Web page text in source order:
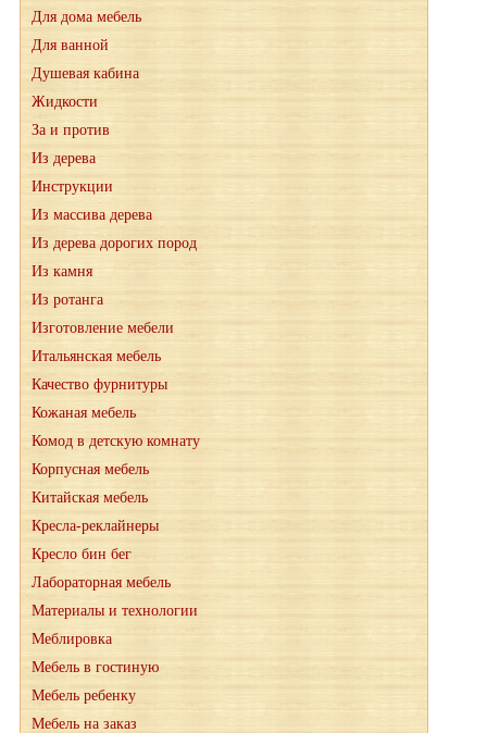
Для дома мебель
Для ванной
Душевая кабина
Жидкости
За и против
Из дерева
Инструкции
Из массива дерева
Из дерева дорогих пород
Из камня
Из ротанга
Изготовление мебели
Итальянская мебель
Качество фурнитуры
Кожаная мебель
Комод в детскую комнату
Корпусная мебель
Китайская мебель
Кресла-реклайнеры
Кресло бин бег
Лабораторная мебель
Материалы и технологии
Меблировка
Мебель в гостиную
Мебель ребенку
Мебель на заказ